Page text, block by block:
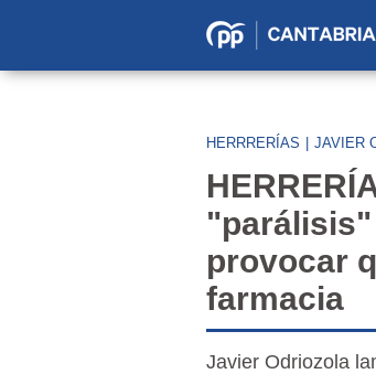
Partido
en
HERRRERÍAS JAVIER
"parálisis"
provocar
farmacia
Javier Odriozola